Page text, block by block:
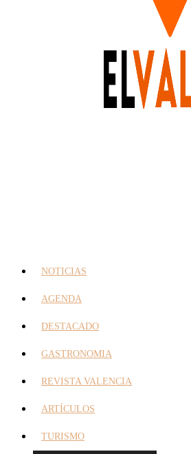
NOTICIAS
AGENDA
DESTACADO
GASTRONOMIA
REVISTA VALENCIA
ARTÍCULOS
TURISMO